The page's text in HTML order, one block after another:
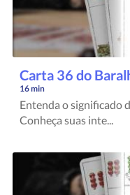
Carta 36 do
16 min
Entenda o significado
Conheça suas inte...